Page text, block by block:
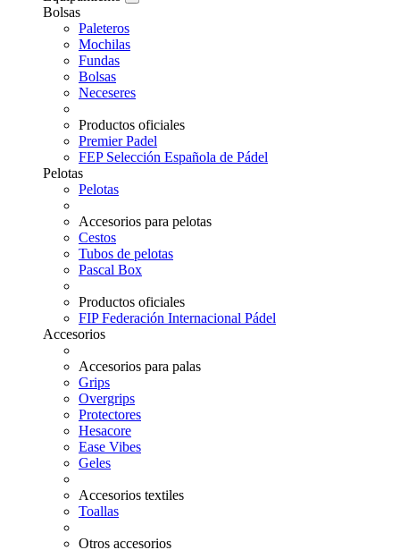
Bolsas
Paleteros
Mochilas
Fundas
Bolsas
Neceseres
Productos oficiales
Premier Padel
FEP Selección Española de Pádel
Pelotas
Pelotas
Accesorios para pelotas
Cestos
Tubos de pelotas
Pascal Box
Productos oficiales
FIP Federación Internacional Pádel
Accesorios
Accesorios para palas
Grips
Overgrips
Protectores
Hesacore
Ease Vibes
Geles
Accesorios textiles
Toallas
Otros accesorios